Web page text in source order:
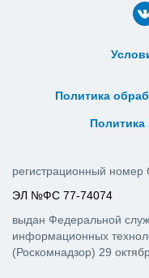
Политика
Политика
регистрационный
ЭЛ №ФС 77-74074
выдан Федеральной
информационных
(Роскомнадзор) 29